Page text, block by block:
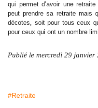
qui permet d’avoir une
peut prendre sa retraite mais
décotes, soit pour tous ceux
pour ceux qui ont un nombre
Publié le mercredi 29 janvier
#Retraite